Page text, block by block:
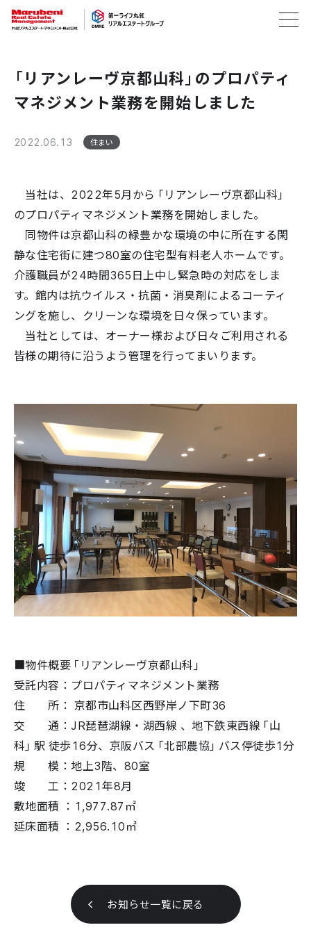
「リアンレーヴ京都山科」のプロパティ
マネジメント業務を開始しました
2022.06.13 住まい
当社は、2022年5月から「リアンレーヴ京都山科」
のプロパティマネジメント業務を開始しました。
同物件は京都山科の緑豊かな環境の中に所在する閑
静な住宅街に建つ80室の住宅型有料老人ホームです。
介護職員が24時間365日上中し緊急時の対応をしま
す。館内は抗ウイルス・抗菌・消臭剤によるコーティ
ングを施し、クリーンな環境を日々保っています。
当社としては、オーナー様および日々ご利用される
皆様の期待に沿うよう管理を行ってまいります。
■物件概要「リアンレーヴ京都山科」
受託内容：プロパティマネジメント業務
住 所： 京都市山科区西野岸ノ下町36
交 通：JR琵琶湖線・湖西線 、地下鉄東西線「山
科」駅 徒歩16分、京阪バス「北部農協」バス停徒歩1分
規 模：地上3階、80室
竣 工：2021年8月
敷地面積 ：1,977.87㎡
延床面積 ：2,956.10㎡
お知らせ一覧に戻る